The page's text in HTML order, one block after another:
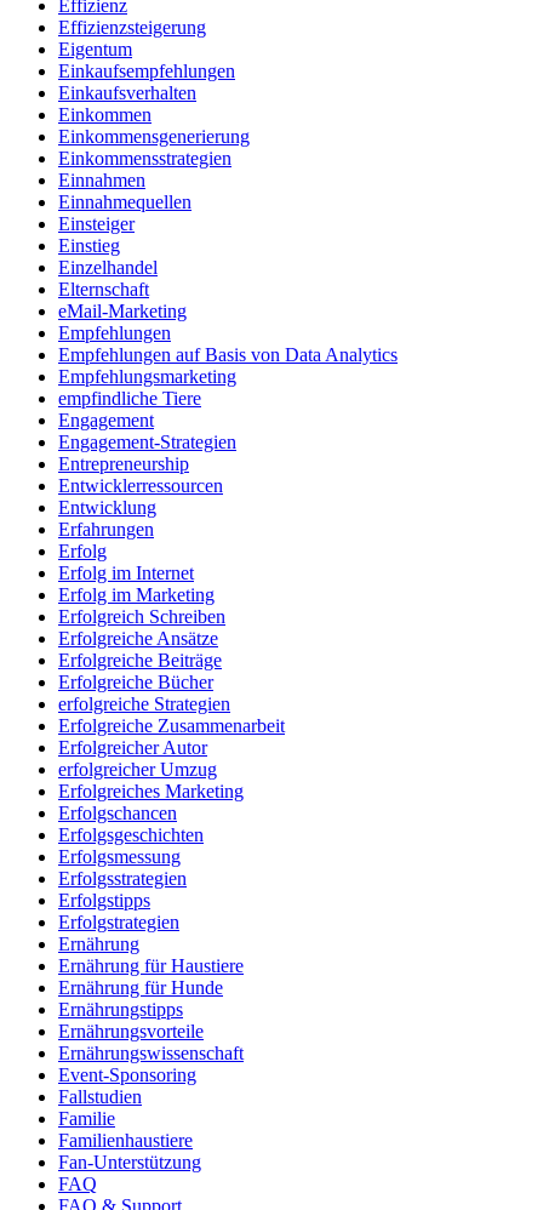
Effizienz
Effizienzsteigerung
Eigentum
Einkaufsempfehlungen
Einkaufsverhalten
Einkommen
Einkommensgenerierung
Einkommensstrategien
Einnahmen
Einnahmequellen
Einsteiger
Einstieg
Einzelhandel
Elternschaft
eMail-Marketing
Empfehlungen
Empfehlungen auf Basis von Data Analytics
Empfehlungsmarketing
empfindliche Tiere
Engagement
Engagement-Strategien
Entrepreneurship
Entwicklerressourcen
Entwicklung
Erfahrungen
Erfolg
Erfolg im Internet
Erfolg im Marketing
Erfolgreich Schreiben
Erfolgreiche Ansätze
Erfolgreiche Beiträge
Erfolgreiche Bücher
erfolgreiche Strategien
Erfolgreiche Zusammenarbeit
Erfolgreicher Autor
erfolgreicher Umzug
Erfolgreiches Marketing
Erfolgschancen
Erfolgsgeschichten
Erfolgsmessung
Erfolgsstrategien
Erfolgstipps
Erfolgstrategien
Ernährung
Ernährung für Haustiere
Ernährung für Hunde
Ernährungstipps
Ernährungsvorteile
Ernährungswissenschaft
Event-Sponsoring
Fallstudien
Familie
Familienhaustiere
Fan-Unterstützung
FAQ